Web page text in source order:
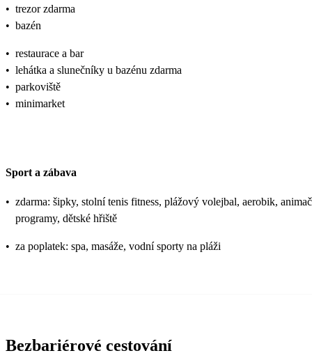
• trezor zdarma
• bazén
• restaurace a bar
• lehátka a slunečníky u bazénu zdarma
• parkoviště
• minimarket
Sport a zábava
• zdarma: šipky, stolní tenis fitness, plážový volejbal, aerobik,
programy, dětské hřiště
• za poplatek: spa, masáže, vodní sporty na pláži
Bezbariérové cestování